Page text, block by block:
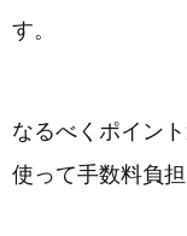
す。
なるべくポイン
使って手数料負